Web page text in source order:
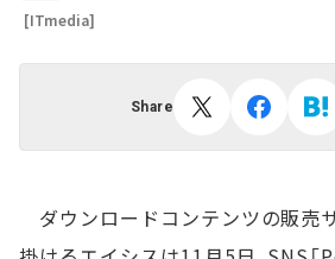
[ITmedia]
Share
ダウンロードコンテンツの販売